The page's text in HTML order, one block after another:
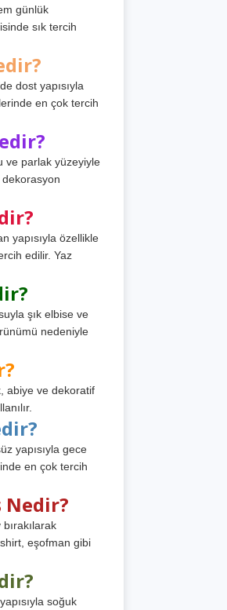
günlük
sık tercih
dost yapısıyla
en çok tercih
ve parlak yüzeyiyle
yapısıyla özellikle
edilir. Yaz
şık elbise ve
nedeniyle
abiye ve dekoratif
yapısıyla gece
en çok tercih
Nedir?
eşofman gibi
soğuk